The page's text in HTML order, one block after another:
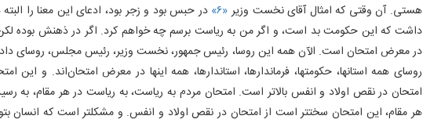
هستی. آن وقتی که امثال آقای نخست وزیر«۶»
در حبس بود و زجر بود، ادعای این معنا را
داشت که این حکومت بد است، و اگر من به ریاست برسم چه خواهم کرد. اگر در ذهنش بوده
در معرض امتحان است. الآن همه این روسا، رئیس جمهور، نخست وزیر، رئیس مجلس، روسای
روسای همه استانها، حکومتها، فرماندارها، استاندارها، همه اینها در معرض امتحان‌اند. و این
امتحان در نقص اولاد و انفس بالاتر است. امتحان مردم به ریاست، به ریاست در هر مقام، به
هر مقام، این امتحان سختتر است از امتحان در نقص اولاد و انفس. و مشکلتر است که انسان